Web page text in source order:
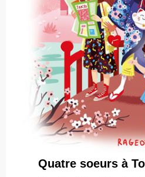
Quatre soeurs à